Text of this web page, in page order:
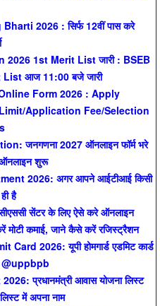
2026 : सिर्फ 12वीं पास करे
1st Merit List जारी : BSEB
आज 11:00 बजे जारी
Form 2026 : Apply
Application Fee/Selection
जनगणना 2027 ऑनलाइन फॉर्म भरे
ऑनलाइन शुरू
2026: अगर आपने आईटीआई किसी
है
सेंटर के लिए ऐसे करे ऑनलाइन
कमाई, जाने कैसे करें रजिस्ट्रैशन
2026: यूपी होमगार्ड एडमिट कार्ड
@uppbpb
प्रधानमंत्री आवास योजना लिस्ट
में अपना नाम